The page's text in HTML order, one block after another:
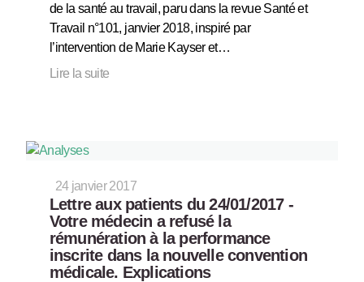
de la santé au travail, paru dans la revue Santé et
Travail n°101, janvier 2018, inspiré par
l’intervention de Marie Kayser et…
Lire la suite
24 janvier 2017
Lettre aux patients du 24/01/2017 -
Votre médecin a refusé la
rémunération à la performance
inscrite dans la nouvelle convention
médicale. Explications